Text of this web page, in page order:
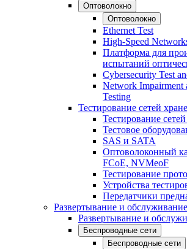
Оптоволокно
Оптоволокно
Ethernet Test
High-Speed
Платформа для
испытаний
Cybersecurity Test
Network Impairment
Testing
Тестирование сетей
Тестирование
Тестовое
SAS и SATA
Оптоволоконный
FCoE, NVMeoF
Тестирование
Устройства
Передатчики
Развертывание и
Развертывание и
Беспроводные сети
Беспроводные сети